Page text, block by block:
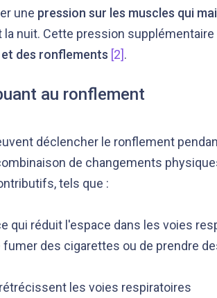
une pression sur les muscles qui
la nuit. Cette pression
des ronflements [2].
au ronflement
déclencher le ronflement
de changements
tels que :
qui réduit l'espace dans les voies
fumer des cigarettes ou de prendre
les voies respiratoires